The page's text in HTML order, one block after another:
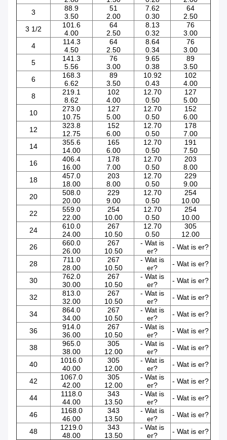
3
88.9
3.50
51
2.00
7.62
0.30
64
2.50
3 1/2
101.6
4.00
64
2.50
8.13
0.32
76
3.00
4
114.3
4.50
64
2.50
8.64
0.34
76
3.00
5
141.3
5.56
76
3.00
9.65
0.38
89
3.50
6
168.3
6.62
89
3.50
10.92
0.43
102
4.00
8
219.1
8.62
102
4.00
12.70
0.50
127
5.00
10
273.0
10.75
127
5.00
12.70
0.50
152
6.00
12
323.8
12.75
152
6.00
12.70
0.50
178
7.00
14
355.6
14.00
165
6.00
12.70
0.50
191
7.50
16
406.4
16.00
178
7.00
12.70
0.50
203
8.00
18
457.0
18.00
203
8.00
12.70
0.50
229
9.00
20
508.0
20.00
229
9.00
12.70
0.50
254
10.00
22
559.0
22.00
254
10.00
12.70
0.50
254
10.00
24
610.0
24.00
267
10.50
12.70
0.50
305
12.00
26
660.0
26.00
267
10.50
- Wat is
er?
- Wat is er?
28
711.0
28.00
267
10.50
- Wat is
er?
- Wat is er?
30
762.0
30.00
267
10.50
- Wat is
er?
- Wat is er?
32
813.0
32.00
267
10.50
- Wat is
er?
- Wat is er?
34
864.0
34.00
267
10.50
- Wat is
er?
- Wat is er?
36
914.0
36.00
267
10.50
- Wat is
er?
- Wat is er?
38
965.0
38.00
305
12.00
- Wat is
er?
- Wat is er?
40
1016.0
40.00
305
12.00
- Wat is
er?
- Wat is er?
42
1067.0
42.00
305
12.00
- Wat is
er?
- Wat is er?
44
1118.0
44.00
343
13.50
- Wat is
er?
- Wat is er?
46
1168.0
46.00
343
13.50
- Wat is
er?
- Wat is er?
48
1219.0
48.00
343
13.50
- Wat is
er?
- Wat is er?